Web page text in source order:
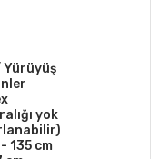
yok
135 cm